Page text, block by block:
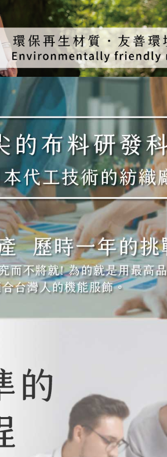
５．嚴禁一人註冊多個帳號或使用他人資訊
形，恩沛科技股份有限公司將有權停止該用
動。